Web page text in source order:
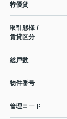
特優賃
取引態様 /
賃貸区分
総戸数
物件番号
管理コード